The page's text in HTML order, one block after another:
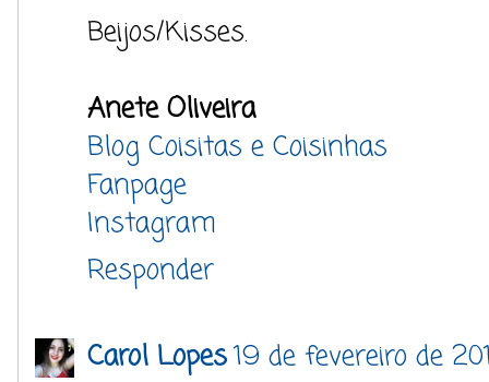
Beijos/Kisses.
Anete Oliveira
Blog Coisitas e Coisinhas
Fanpage
Instagram
Responder
Carol Lopes19 de fevereiro de